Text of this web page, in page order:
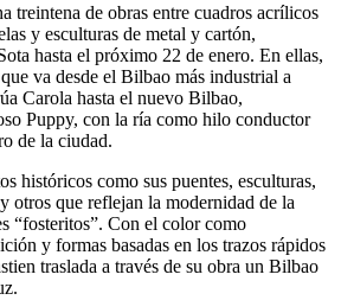
treintena de obras entre cuadros acrílicos
y esculturas de metal y cartón,
hasta el próximo 22 de enero. En ellas,
va desde el Bilbao más industrial a
Carola hasta el nuevo Bilbao,
Puppy, con la ría como hilo conductor
de la ciudad.
históricos como sus puentes, esculturas,
otros que reflejan la modernidad de la
“fosteritos”. Con el color como
y formas basadas en los trazos rápidos
traslada a través de su obra un Bilbao